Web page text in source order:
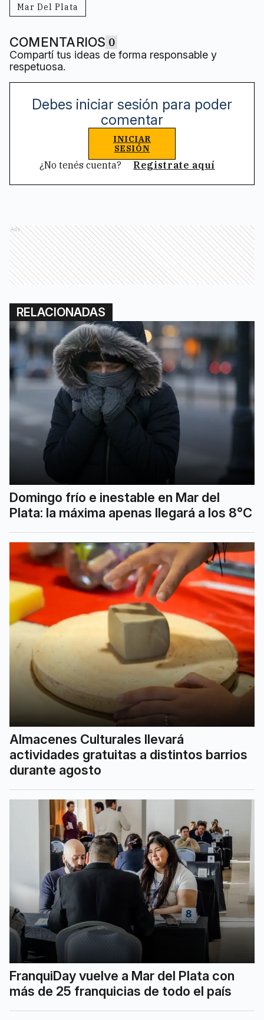
Mar Del Plata
COMENTARIOS 0
Compartí tus ideas de forma responsable y
respetuosa.
Debes iniciar sesión para poder
comentar
INICIAR
SESIÓN
¿No tenés cuenta? Registrate aquí
Ads
RELACIONADAS
Domingo frío e inestable en Mar del
Plata: la máxima apenas llegará a los 8°C
Almacenes Culturales llevará
actividades gratuitas a distintos barrios
durante agosto
FranquiDay vuelve a Mar del Plata con
más de 25 franquicias de todo el país